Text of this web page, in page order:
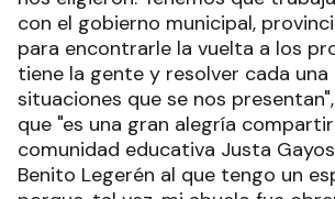
con el gobierno municipal,
para encontrarle la vuelta a los
tiene la gente y resolver cada una
situaciones que se nos
que "es una gran alegría
comunidad educativa Justa
Benito Legerén al que tengo un